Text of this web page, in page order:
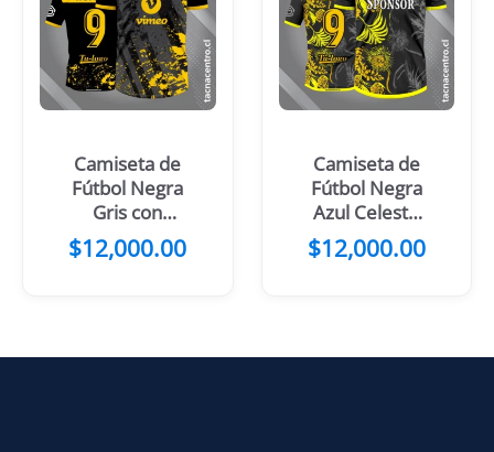
Camiseta de
Fútbol Negra
Gris con
Manchas
Celestes
$12,000.00
Camiseta de
Fútbol Negra
Azul Celeste
con Flores
$12,000.00